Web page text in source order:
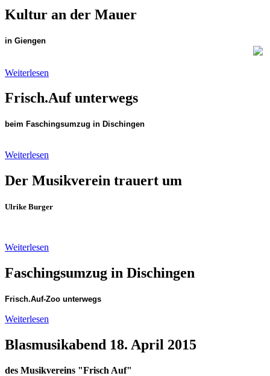
Kultur an der Mauer
in Giengen
Weiterlesen
Frisch.Auf unterwegs
beim Faschingsumzug in Dischingen
Weiterlesen
Der Musikverein trauert um
Ulrike Burger
Weiterlesen
Faschingsumzug in Dischingen
Frisch.Auf-Zoo unterwegs
Weiterlesen
Blasmusikabend 18. April 2015
des Musikvereins "Frisch Auf"